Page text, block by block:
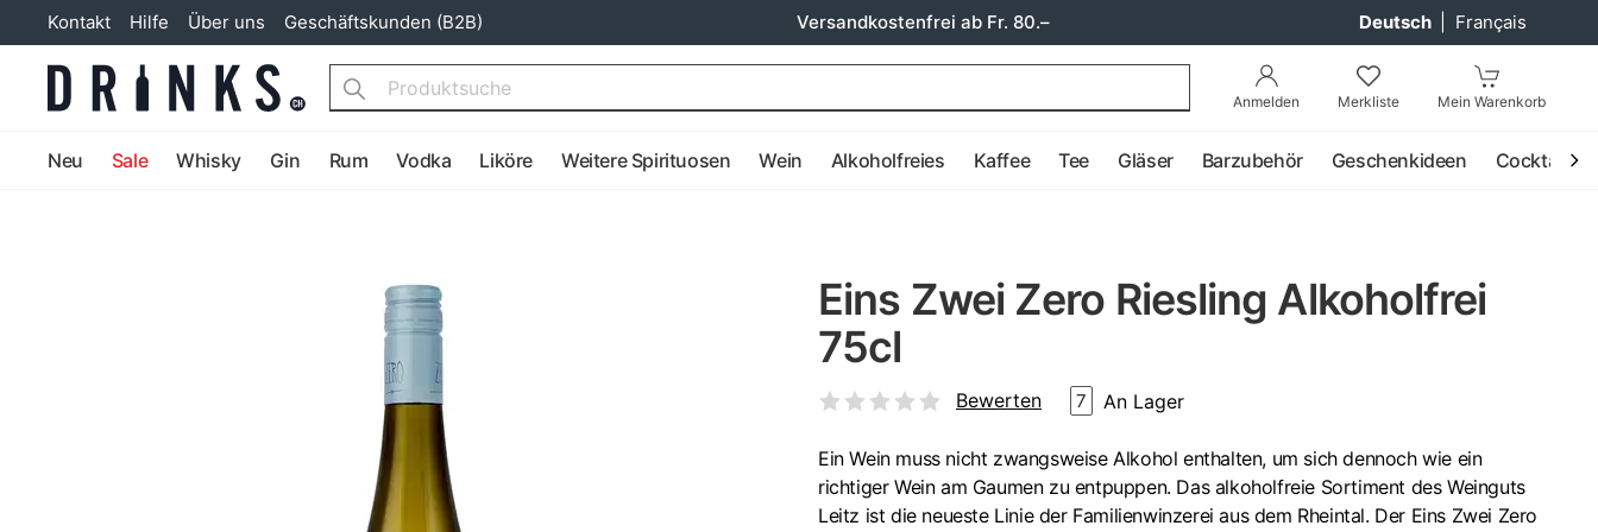
Kontakt Hilfe Über uns Geschäftskunden (B2B) Versandkostenfrei ab Fr. 80.– Deutsch Français
Anmelden Merkliste Mein Warenkorb
Search
Neu Sale Whisky Gin Rum Vodka Liköre Weitere Spirituosen Wein Alkoholfreies Kaffee Tee Gläser Barzubehör Geschenkideen Cocktail
Eins Zwei Zero Riesling Alkoholfrei
75cl
Bewerten 7 An Lager
Ein Wein muss nicht zwangsweise Alkohol enthalten, um sich dennoch wie ein
richtiger Wein am Gaumen zu entpuppen. Das alkoholfreie Sortiment des Weinguts
Leitz ist die neueste Linie der Familienwinzerei aus dem Rheintal. Der Eins Zwei Zero